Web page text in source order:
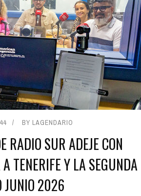
BY LAGENDARIO
RADIO SUR ADEJE CON
TENERIFE Y LA SEGUNDA
JUNIO 2026